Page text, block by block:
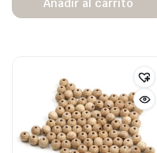
Añadir al carrito